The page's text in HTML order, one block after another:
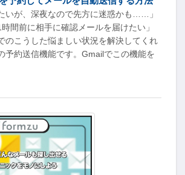
いが、深夜なので先方に迷惑かも……」
時間前に相手に確認メールを届けたい」
のこうした悩ましい状況を解決してくれ
予約送信機能です。Gmailでこの機能を